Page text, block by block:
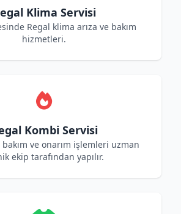
Klima Servisi
Regal klima arıza ve bakım
hizmetleri.
Kombi Servisi
ve onarım işlemleri uzman
ekip tarafından yapılır.